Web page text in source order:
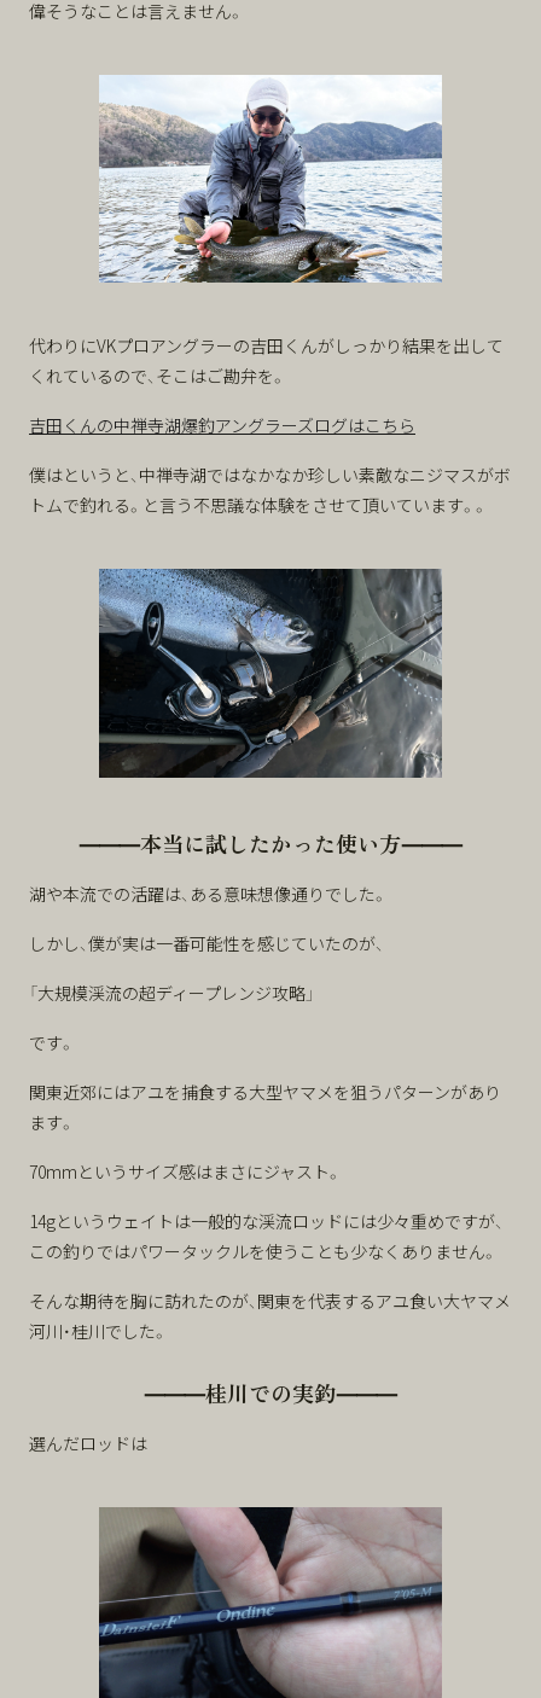
偉そうなことは言えません。
代わりにVKプロアングラーの吉田くんがしっかり結果を出して
くれているので、そこはご勘弁を。
吉田くんの中禅寺湖爆釣アングラーズログはこちら
僕はというと、中禅寺湖ではなかなか珍しい素敵なニジマスがボ
トムで釣れる。と言う不思議な体験をさせて頂いています。。
⸻本当に試したかった使い方⸻
湖や本流での活躍は、ある意味想像通りでした。
しかし、僕が実は一番可能性を感じていたのが、
「大規模渓流の超ディープレンジ攻略」
です。
関東近郊にはアユを捕食する大型ヤマメを狙うパターンがあり
ます。
70mmというサイズ感はまさにジャスト。
14gというウェイトは一般的な渓流ロッドには少々重めですが、
この釣りではパワータックルを使うことも少なくありません。
そんな期待を胸に訪れたのが、関東を代表するアユ食い大ヤマメ
河川・桂川でした。
⸻桂川での実釣⸻
選んだロッドは